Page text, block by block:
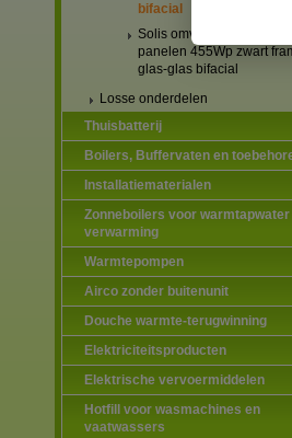
bifacial
Solis omvormers & JA
panelen 455Wp zwart
glas-glas bifacial
Losse onderdelen
Thuisbatterij
Boilers, Buffervaten en
Installatiematerialen
Zonneboilers voor warmtapwater
verwarming
Warmtepompen
Airco zonder buitenunit
Douche warmte-terugwinning
Elektriciteitsproducten
Elektrische vervoermiddelen
Hotfill voor wasmachines en
vaatwassers